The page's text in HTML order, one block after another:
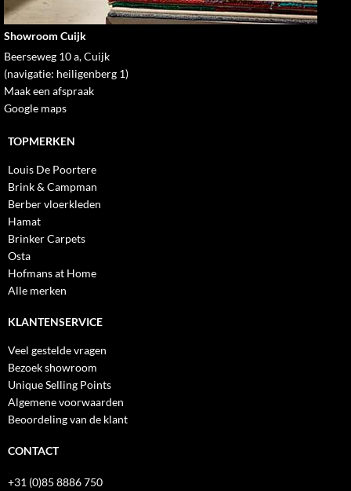
Showroom Cuijk
Beerseweg 10 a, Cuijk
(navigatie: heiligenberg 1)
Maak een afspraak
Google maps
TOPMERKEN
Louis De Poortere
Brink & Campman
Berber vloerkleden
Hamat
Brinker Carpets
Osta
Hofmans at Home
Alle merken
KLANTENSERVICE
Veel gestelde vragen
Bezoek showroom
Unique Selling Points
Algemene voorwaarden
Beoordeling van de klant
CONTACT
+31 (0)85 8886 750